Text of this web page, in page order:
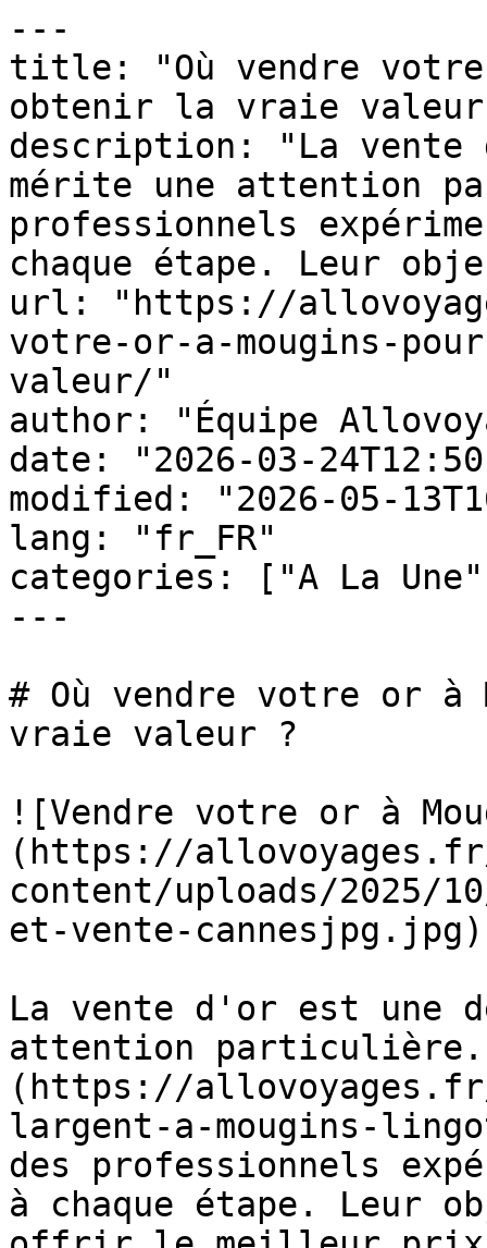
---
title: "Où vendre votre
obtenir la vraie
description: "La vente
mérite une attention
professionnels
chaque étape. Leur
url: "https://
votre-or-a-mougins-
valeur/"
author: "Équipe
date: "2026-03-
modified: "2026-05-
lang: "fr_FR"
categories: ["A La
---
# Où vendre votre or à
vraie valeur ?
![Vendre votre or à
(https://
content/uploads/
et-vente-cannesjpg.jpg)
La vente d'or est une
attention particulière.
(https://
largent-a-mougins-
des professionnels
à chaque étape. Leur